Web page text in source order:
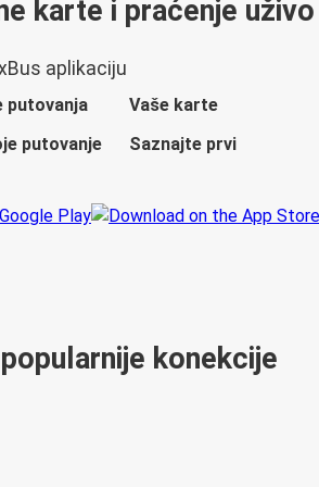
karte i praćenje uživo
aplikaciju
putovanja
Vaše karte
putovanje
Saznajte prvi
konekcije